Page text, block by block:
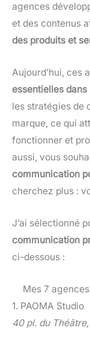
agences
et des contenus
des produits et
Aujourd’hui, ces
essentielles dans
les stratégies de
marque, ce qui
fonctionner et
aussi, vous
communication
cherchez plus :
J’ai sélectionné
communication
ci-dessous :
Mes 7
1. PAOMA Studio
40 pl. du